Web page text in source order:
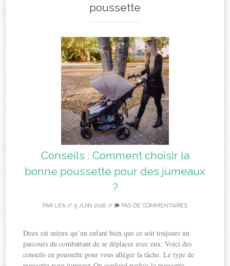
poussette
Conseils : Comment choisir la
bonne poussette pour des jumeaux
?
PAR LÉA // 5 JUIN 2018 // PAS DE COMMENTAIRES
Deux est mieux qu’un enfant bien que ce soit toujours un
parcours du combattant de se déplacer avec eux. Voici des
conseils en poussette pour vous alléger la tâche. Le type de